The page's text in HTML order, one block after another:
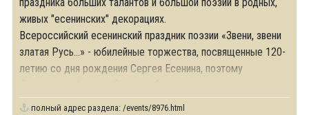
живых "есенинских" декорациях.
Всероссийский есенинский праздник поэзии «Звени, звени
златая Русь…» - юбилейные торжества, посвященные 120-
летию со дня рождения Сергея Есенина, поэтому
полный адрес раздела: /events/8976.html